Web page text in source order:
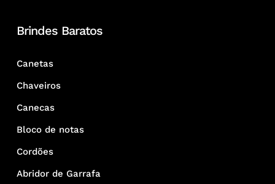
Brindes Baratos
Canetas
Chaveiros
Canecas
Bloco de notas
Cordões
Abridor de Garrafa